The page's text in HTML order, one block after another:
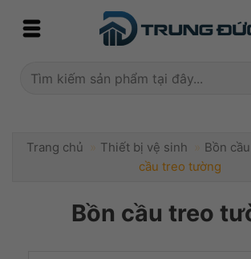
Tìm
Trang chủ » Thiết bị vệ sinh » Bồn
cầu treo tường
Bồn cầu treo